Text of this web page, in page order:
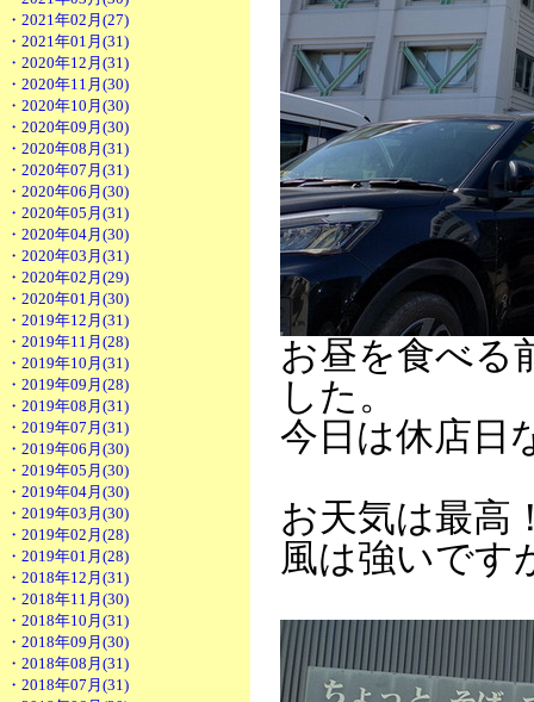
・2021年02月(27)
・2021年01月(31)
・2020年12月(31)
・2020年11月(30)
・2020年10月(30)
・2020年09月(30)
・2020年08月(31)
・2020年07月(31)
・2020年06月(30)
・2020年05月(31)
・2020年04月(30)
・2020年03月(31)
・2020年02月(29)
・2020年01月(30)
・2019年12月(31)
・2019年11月(28)
・2019年10月(31)
・2019年09月(28)
・2019年08月(31)
・2019年07月(31)
・2019年06月(30)
・2019年05月(30)
・2019年04月(30)
・2019年03月(30)
・2019年02月(28)
・2019年01月(28)
・2018年12月(31)
・2018年11月(30)
・2018年10月(31)
・2018年09月(30)
・2018年08月(31)
・2018年07月(31)
お昼を食べる
した。
今日は休店日
お天気は最高
風は強いです